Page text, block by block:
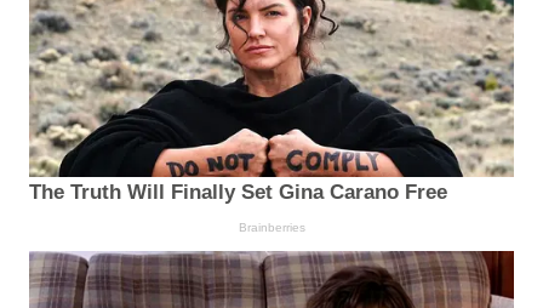
The Truth Will Finally Set Gina Carano Free
Brainberries